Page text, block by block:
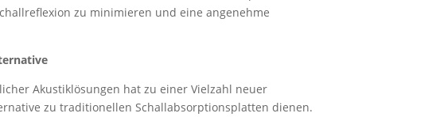
zu minimieren und eine angenehme
Akustiklösungen hat zu einer Vielzahl neuer
zu traditionellen Schallabsorptionsplatten dienen.